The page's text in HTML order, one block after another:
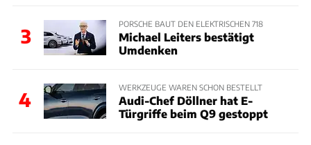
3
PORSCHE BAUT DEN ELEKTRISCHEN 718
Michael Leiters bestätigt
Umdenken
4
WERKZEUGE WAREN SCHON BESTELLT
Audi-Chef Döllner hat E-
Türgriffe beim Q9 gestoppt